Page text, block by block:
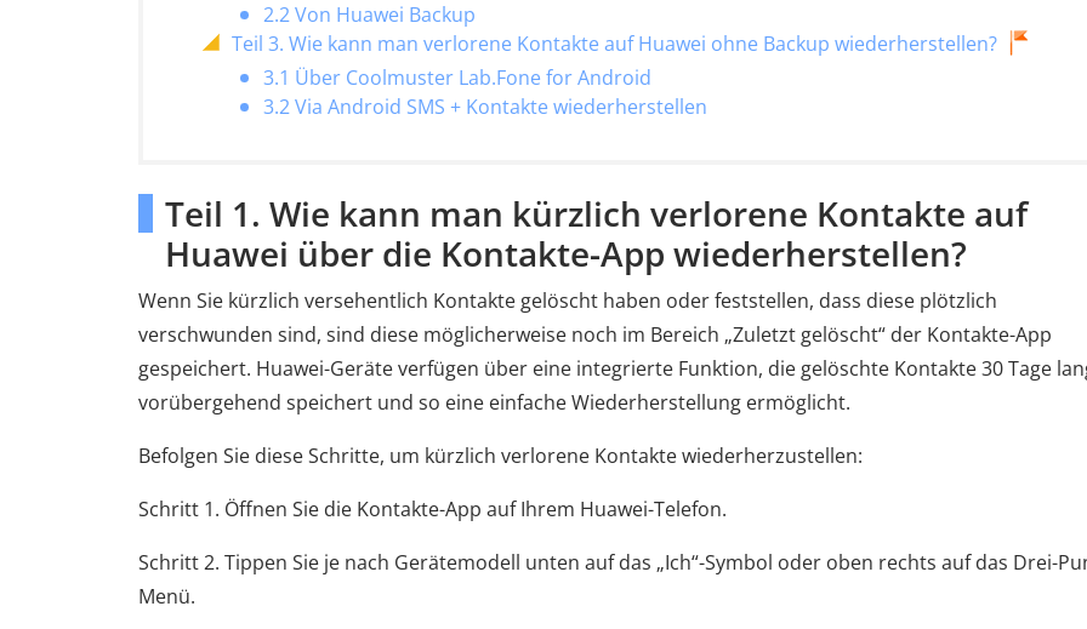
2.2 Von Huawei Backup
Teil 3. Wie kann man verlorene Kontakte auf Huawei ohne Backup wiederherstellen?
3.1 Über Coolmuster Lab.Fone for Android
3.2 Via Android SMS + Kontakte wiederherstellen
Teil 1. Wie kann man kürzlich verlorene Kontakte auf
Huawei über die Kontakte-App wiederherstellen?
Wenn Sie kürzlich versehentlich Kontakte gelöscht haben oder feststellen, dass diese plötzlich
verschwunden sind, sind diese möglicherweise noch im Bereich „Zuletzt gelöscht“ der Kontakte-App
gespeichert. Huawei-Geräte verfügen über eine integrierte Funktion, die gelöschte Kontakte 30 Tage
vorübergehend speichert und so eine einfache Wiederherstellung ermöglicht.
Befolgen Sie diese Schritte, um kürzlich verlorene Kontakte wiederherzustellen:
Schritt 1. Öffnen Sie die Kontakte-App auf Ihrem Huawei-Telefon.
Schritt 2. Tippen Sie je nach Gerätemodell unten auf das „Ich“-Symbol oder oben rechts auf das Drei-
Menü.